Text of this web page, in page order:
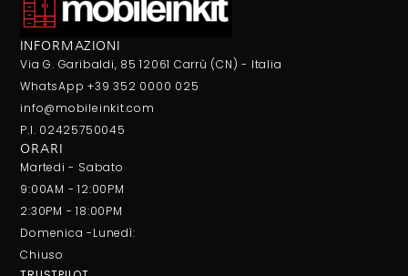
INFORMAZIONI
Via G. Garibaldi, 85 12061 Carrù (CN) - Italia
WhatsApp +39 352 0000 025
info@mobileinkit.com
P.I. 02425750045
ORARI
Martedi - Sabato
9:00AM - 12:00PM
2:30PM - 18:00PM
Domenica -Lunedì:
Chiuso